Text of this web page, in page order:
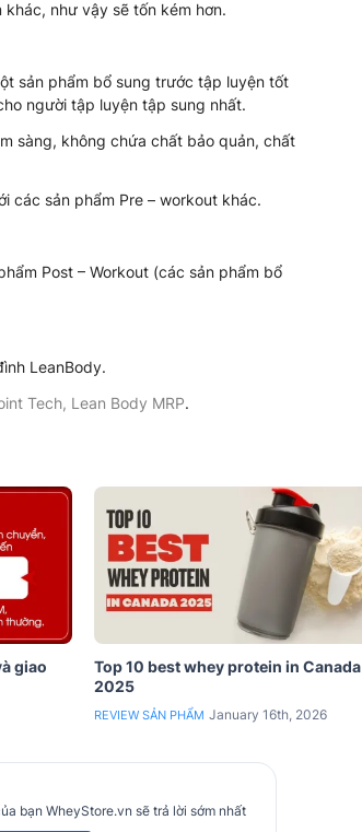
như vậy sẽ tốn kém hơn.
sản phẩm bổ sung trước tập luyện tốt
người tập luyện tập sung nhất.
sàng, không chứa chất bảo quản, chất
các sản phẩm Pre – workout khác.
Post – Workout (các sản phẩm bổ
LeanBody.
Tech, Lean Body MRP.
giao
Top 10 best whey protein in Canada
2025
REVIEW SẢN PHẨM January 16th, 2026
bạn WheyStore.vn sẽ trả lời sớm nhất